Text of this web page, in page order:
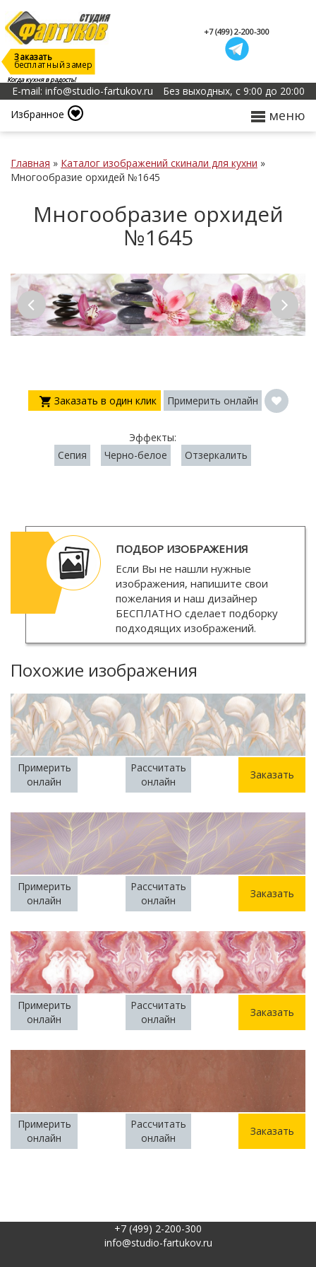
Когда кухня в радость!
Заказать
бесплатный замер
+7 (499) 2-200-300
E-mail: info@studio-fartukov.ru
Без выходных, с 9:00 до 20:00
Избранное
меню
Главная » Каталог изображений скинали для кухни »
Многообразие орхидей №1645
Многообразие орхидей
№1645
Заказать в один клик Примерить онлайн
Эффекты:
Сепия
Черно-белое Отзеркалить
ПОДБОР ИЗОБРАЖЕНИЯ
Если Вы не нашли нужные
изображения, напишите свои
пожелания и наш дизайнер
БЕСПЛАТНО сделает подборку
подходящих изображений.
Похожие изображения
Примерить
онлайн
Рассчитать
онлайн
Заказать
Примерить
онлайн
Рассчитать
онлайн
Заказать
Примерить
онлайн
Рассчитать
онлайн
Заказать
Примерить
онлайн
Рассчитать
онлайн
Заказать
+7 (499) 2-200-300
info@studio-fartukov.ru